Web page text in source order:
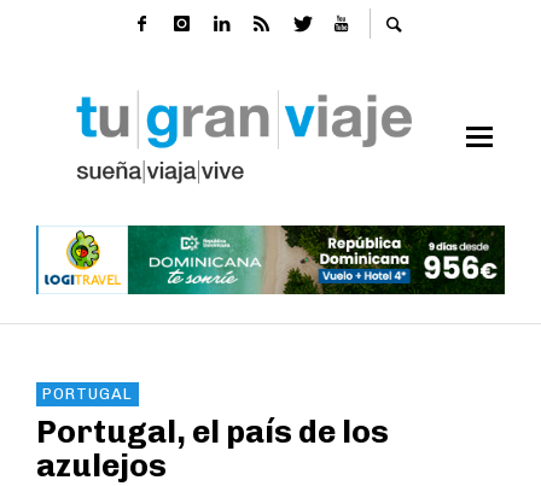
PORTUGAL
Portugal, el país de los
azulejos